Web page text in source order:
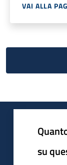
VAI ALLA
su